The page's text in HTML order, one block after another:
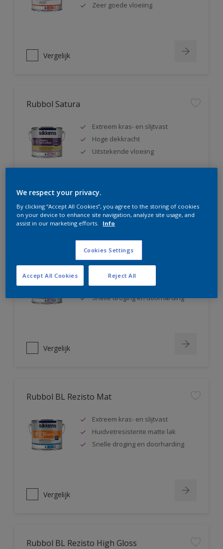
Zeer goede vloeiing
Vergelijk
Rubbol Satura
Extreem kras- en slijtvast
Hoge dekkracht
Uitstekende vloeiing
Rubbol BL Rezisto Satin
Extreem kras- en slijtvast
Huidvetresistente zijdeglanslak
Snelle droging en doorharding
Vergelijk
Rubbol BL Rezisto Mat
Extreem kras- en slijtvast
Huidvetresistente matte lak
Snelle droging en doorharding
Vergelijk
Rubbol BL Rezisto High Gloss
We respect your privacy.
By clicking “Accept All Cookies”, you agree to the storing of cookies
on your device to enhance site navigation, analyze site usage, and
assist in our marketing efforts.
Info
Cookies Settings
Reject All
Accept All Cookies